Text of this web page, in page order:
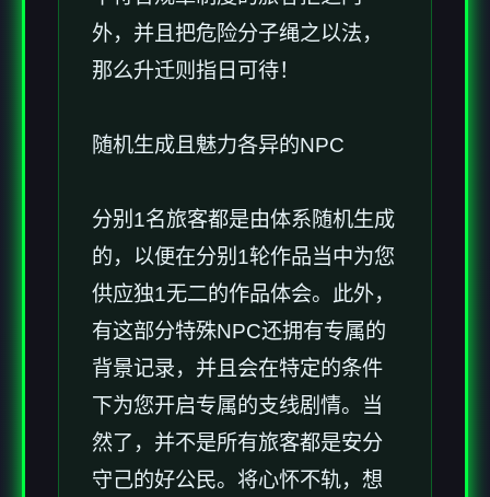
外，并且把危险分子绳之以法，
那么升迁则指日可待！
随机生成且魅力各异的NPC
分别1名旅客都是由体系随机生成
的，以便在分别1轮作品当中为您
供应独1无二的作品体会。此外，
有这部分特殊NPC还拥有专属的
背景记录，并且会在特定的条件
下为您开启专属的支线剧情。当
然了，并不是所有旅客都是安分
守己的好公民。将心怀不轨，想